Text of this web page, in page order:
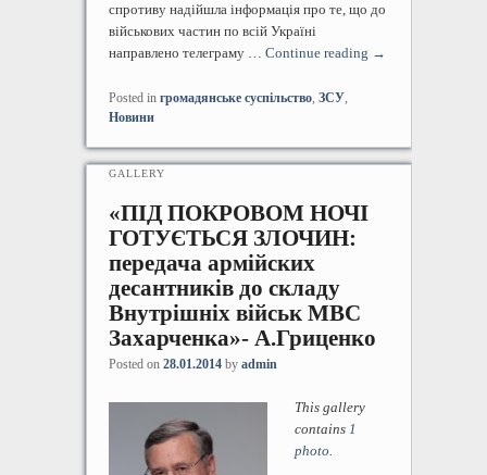
спротиву надійшла інформація про те, що до
військових частин по всій Україні
направлено телеграму … Continue reading →
Posted in громадянське суспільство, ЗСУ,
Новини
«ПІД ПОКРОВОМ НОЧІ
ГОТУЄТЬСЯ ЗЛОЧИН:
передача армійских
десантників до складу
Внутрішніх військ МВС
Захарченка»- А.Гриценко
GALLERY
Posted on 28.01.2014 by admin
This gallery
contains 1
photo